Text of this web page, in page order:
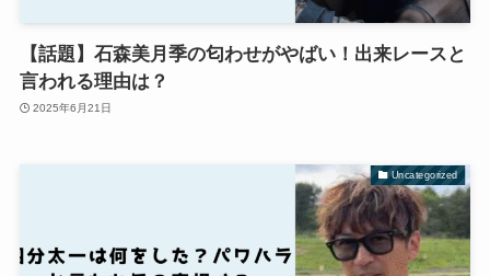
【話題】石森美月季の匂わせがやばい！出来レースと
言われる理由は？
2025年6月21日
Uncategorized